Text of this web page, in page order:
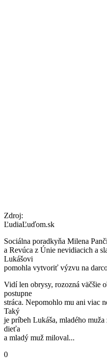
Zdroj:
ĽudiaĽuďom.sk
Sociálna poradkyňa Milena
a Revúca z Únie nevidiacich a
Lukášovi
pomohla vytvoriť výzvu na
Vidí len obrysy, rozozná väčšie
postupne
stráca. Nepomohlo mu ani viac
Taký
je príbeh Lukáša, mladého
dieťa
a mladý muž miloval...
0